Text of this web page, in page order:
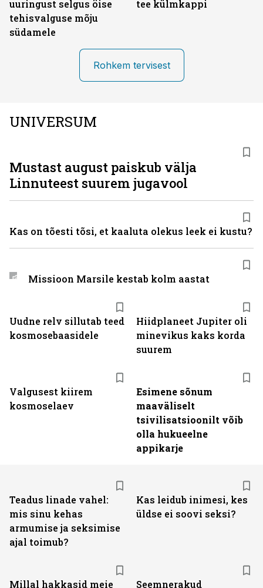
uuringust selgus öise
tehisvalguse mõju
südamele
tee külmkappi
Rohkem tervisest
UNIVERSUM
Uudne relv sillutab teed
kosmosebaasidele
Hiidplaneet Jupiter oli
minevikus kaks korda
suurem
Valgusest kiirem
kosmoselaev
Esimene sõnum
maaväliselt
tsivilisatsioonilt võib
olla hukueelne
appikarje
Mustast august paiskub välja
Linnuteest suurem jugavool
Kas on tõesti tõsi, et kaaluta olekus leek ei kustu?
Missioon Marsile kestab kolm aastat
Teadus linade vahel:
mis sinu kehas
armumise ja seksimise
ajal toimub?
Kas leidub inimesi, kes
üldse ei soovi seksi?
Millal hakkasid meie
Seemnerakud